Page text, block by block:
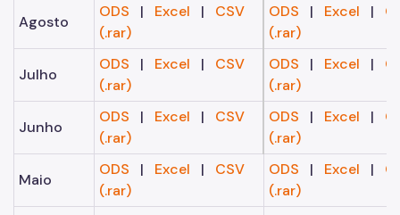
Agosto
ODS | Excel | CSV
(.rar)
ODS | Excel |
(.rar)
Julho
ODS | Excel | CSV
(.rar)
ODS | Excel |
(.rar)
Junho
ODS | Excel | CSV
(.rar)
ODS | Excel |
(.rar)
Maio
ODS | Excel | CSV
(.rar)
ODS | Excel |
(.rar)